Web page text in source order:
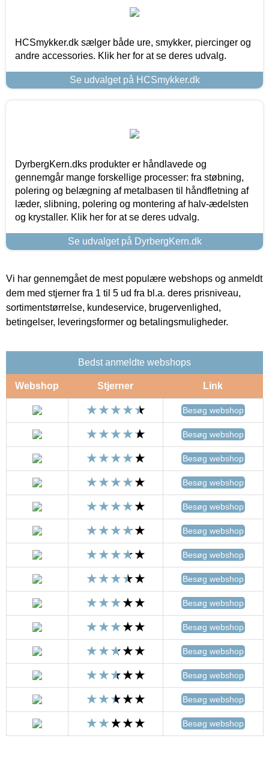
HCSmykker.dk sælger både ure, smykker, piercinger og
andre accessories. Klik her for at se deres udvalg.
Se udvalget på HCSmykker.dk
DyrbergKern.dks produkter er håndlavede og
gennemgår mange forskellige processer: fra støbning,
polering og belægning af metalbasen til håndfletning af
læder, slibning, polering og montering af halv-ædelsten
og krystaller. Klik her for at se deres udvalg.
Se udvalget på DyrbergKern.dk
Vi har gennemgået de mest populære webshops og anmeldt
dem med stjerner fra 1 til 5 ud fra bl.a. deres prisniveau,
sortimentstørrelse, kundeservice, brugervenlighed,
betingelser, leveringsformer og betalingsmuligheder.
Bedst anmeldte webshops
Webshop Stjerner Link
Besøg webshop
Besøg webshop
Besøg webshop
Besøg webshop
Besøg webshop
Besøg webshop
Besøg webshop
Besøg webshop
Besøg webshop
Besøg webshop
Besøg webshop
Besøg webshop
Besøg webshop
Besøg webshop